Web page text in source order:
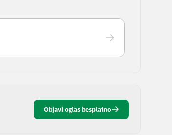
Objavi oglas besplatno